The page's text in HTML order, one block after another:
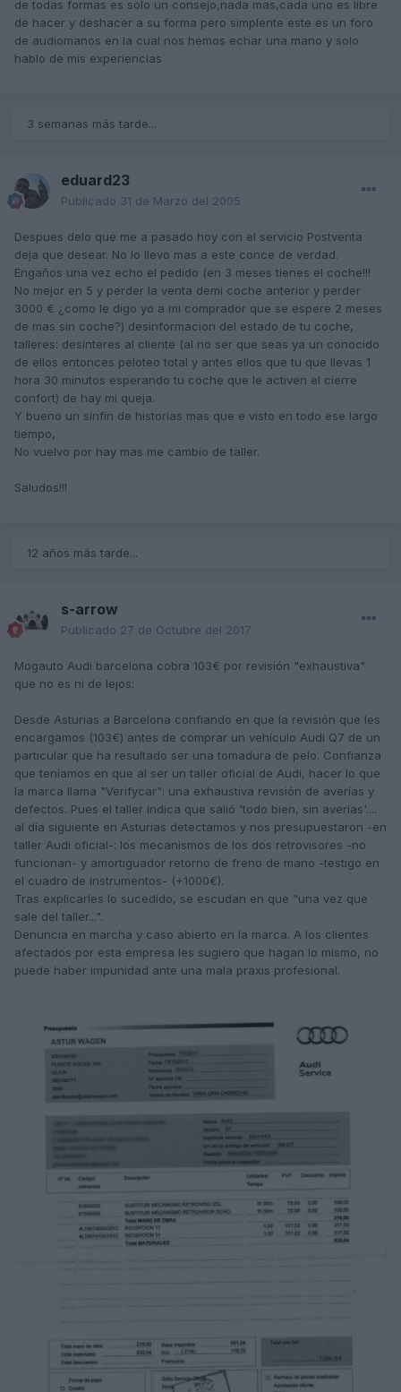
de todas formas es solo un consejo,nada mas,cada uno es libre
de hacer y deshacer a su forma pero simplente este es un foro
de audiomanos en la cual nos hemos echar una mano y solo
hablo de mis experiencias
3 semanas más tarde...
eduard23
Publicado 31 de Marzo del 2005
Despues delo que me a pasado hoy con el servicio Postventa
deja que desear. No lo llevo mas a este conce de verdad.
Engaños una vez echo el pedido (en 3 meses tienes el coche!!!
No mejor en 5 y perder la venta demi coche anterior y perder
3000 € ¿como le digo yo a mi comprador que se espere 2 meses
de mas sin coche?) desinformacion del estado de tu coche,
talleres: desinteres al cliente (al no ser que seas ya un conocido
de ellos entonces peloteo total y antes ellos que tu que llevas 1
hora 30 minutos esperando tu coche que le activen el cierre
confort) de hay mi queja.
Y bueno un sinfin de historias mas que e visto en todo ese largo
tiempo,
No vuelvo por hay mas me cambio de taller.
Saludos!!!
12 años más tarde...
s-arrow
Publicado 27 de Octubre del 2017
Mogauto Audi barcelona cobra 103€ por revisión "exhaustiva"
que no es ni de lejos:
Desde Asturias a Barcelona confiando en que la revisión que les
encargamos (103€) antes de comprar un vehículo Audi Q7 de un
particular que ha resultado ser una tomadura de pelo. Confianza
que teníamos en que al ser un taller oficial de Audi, hacer lo que
la marca llama "Verifycar": una exhaustiva revisión de averías y
defectos. Pues el taller indica que salió 'todo bien, sin averías'....
al día siguiente en Asturias detectamos y nos presupuestaron -en
taller Audi oficial-: los mecanismos de los dos retrovisores -no
funcionan- y amortiguador retorno de freno de mano -testigo en
el cuadro de instrumentos- (+1000€).
Tras explicarles lo sucedido, se escudan en que "una vez que
sale del taller...".
Denuncia en marcha y caso abierto en la marca. A los clientes
afectados por esta empresa les sugiero que hagan lo mismo, no
puede haber impunidad ante una mala praxis profesional.